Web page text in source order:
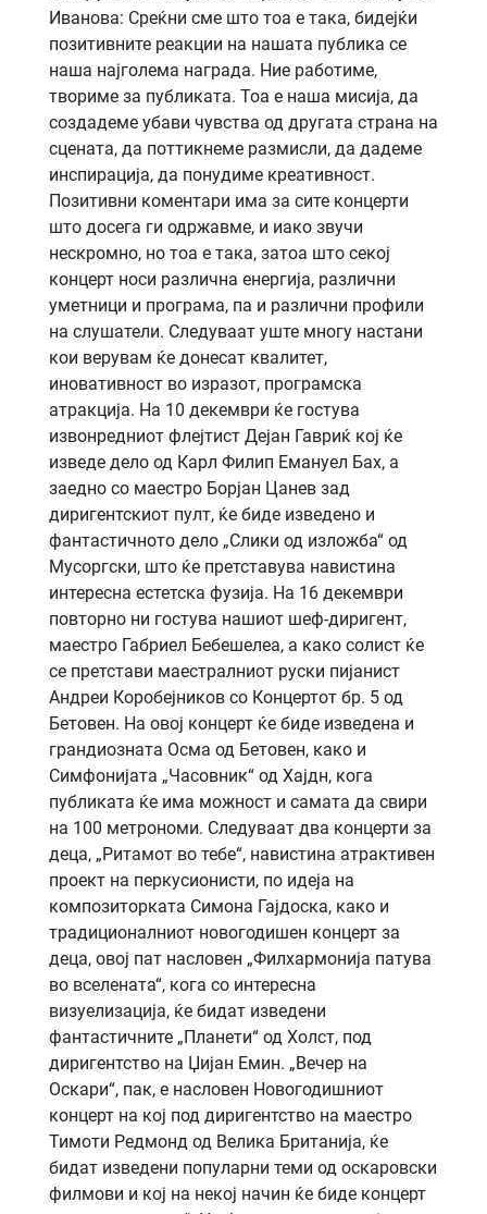
Иванова: Среќни сме што тоа е така, бидејќи
позитивните реакции на нашата публика се
наша најголема награда. Ние работиме,
твориме за публиката. Тоа е наша мисија, да
создадеме убави чувства од другата страна на
сцената, да поттикнеме размисли, да дадеме
инспирација, да понудиме креативност.
Позитивни коментари има за сите концерти
што досега ги одржавме, и иако звучи
нескромно, но тоа е така, затоа што секој
концерт носи различна енергија, различни
уметници и програма, па и различни профили
на слушатели. Следуваат уште многу настани
кои верувам ќе донесат квалитет,
иновативност во изразот, програмска
атракција. На 10 декември ќе гостува
извонредниот флејтист Дејан Гавриќ кој ќе
изведе дело од Карл Филип Емануел Бах, а
заедно со маестро Борјан Цанев зад
диригентскиот пулт, ќе биде изведено и
фантастичното дело „Слики од изложба“ од
Мусоргски, што ќе претставува навистина
интересна естетска фузија. На 16 декември
повторно ни гостува нашиот шеф-диригент,
маестро Габриел Бебешелеа, а како солист ќе
се претстави маестралниот руски пијанист
Андреи Коробејников со Концертот бр. 5 од
Бетовен. На овој концерт ќе биде изведена и
грандиозната Осма од Бетовен, како и
Симфонијата „Часовник“ од Хајдн, кога
публиката ќе има можност и самата да свири
на 100 метрономи. Следуваат два концерти за
деца, „Ритамот во тебе“, навистина атрактивен
проект на перкусионисти, по идеја на
композиторката Симона Гајдоска, како и
традиционалниот новогодишен концерт за
деца, овој пат насловен „Филхармонија патува
во вселената“, кога со интересна
визуелизација, ќе бидат изведени
фантастичните „Планети“ од Холст, под
диригентство на Џијан Емин. „Вечер на
Оскари“, пак, е насловен Новогодишниот
концерт на кој под диригентство на маестро
Тимоти Редмонд од Велика Британија, ќе
бидат изведени популарни теми од оскаровски
филмови и кој на некој начин ќе биде концерт